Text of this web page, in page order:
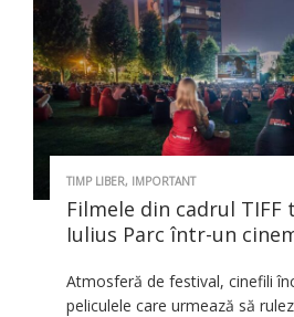
TIMP LIBER, IMPORTANT
Filmele din cadrul
Iulius Parc într-un
Atmosferă de festival, cinefili
peliculele care urmează să